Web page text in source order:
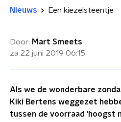
Nieuws Een kiezelsteentje
Door: Mart Smeets
za 22 juni 2019 06:15
Als we de wonderbare
Kiki Bertens weggezet
tussen de voorraad 'hoogst